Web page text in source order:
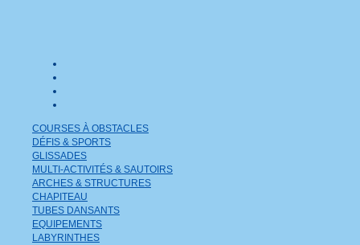
COURSES À OBSTACLES
DÉFIS & SPORTS
GLISSADES
MULTI-ACTIVITÉS & SAUTOIRS
ARCHES & STRUCTURES
CHAPITEAU
TUBES DANSANTS
EQUIPEMENTS
LABYRINTHES